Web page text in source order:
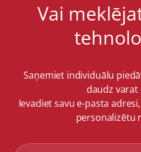
Vai
Saņemiet individuālu
daudz
Ievadiet savu e-pasta
personalizētu